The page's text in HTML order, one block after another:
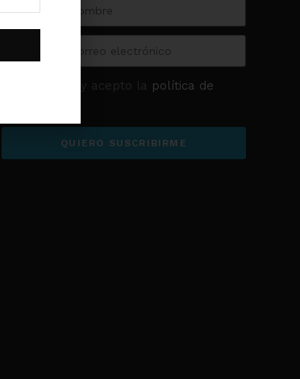
SKF(0)
He leído y acepto la política de
QUIERO SUSCRIBIRME